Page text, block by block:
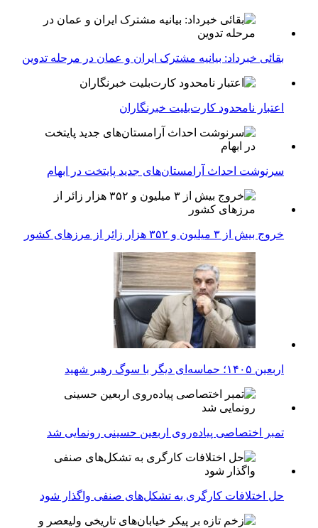
بقائی خبرداد: بیانیه مشترک ایران و عمان در مرحله تدوین
اعتبار نامحدود کارت‌بلیت خبرنگاران
سرنوشت احداث آرامستان‌های جدید پایتخت در ابهام
خروج بیش از ۳ میلیون و ۳۵۲ هزار زائر از مرزهای کشور
اربعین ۱۴۰۵؛ حماسه‌ای دیگر با سوگ رهبر شهید
تمبر اختصاصی پیاده‌روی اربعین حسینی رونمایی شد
حل اختلافات کارگری به تشکل‌های صنفی واگذار شود